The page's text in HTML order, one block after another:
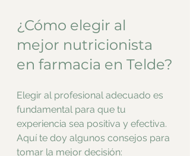
¿Cómo elegir al
mejor nutricionista
en farmacia en Telde?
Elegir al profesional adecuado es
fundamental para que tu
experiencia sea positiva y efectiva.
Aquí te doy algunos consejos para
tomar la mejor decisión: